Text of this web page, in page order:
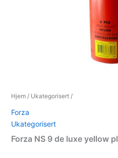
Hjem / Ukategorisert /
Forza
Ukategorisert
Forza NS 9 de luxe yellow